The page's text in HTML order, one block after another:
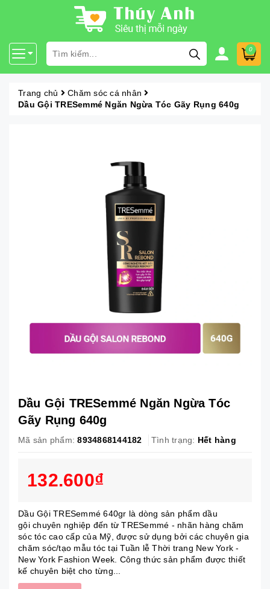
0
Trang chủ
Chăm sóc cá nhân
Dầu Gội TRESemmé Ngăn Ngừa Tóc Gãy Rụng 640g
Dầu Gội TRESemmé Ngăn Ngừa Tóc
Gãy Rụng 640g
Mã sản phẩm: 8934868144182 Tình trạng: Hết hàng
132.600₫
Dầu Gội TRESemmé 640gr là dòng sản phẩm dầu
gội chuyên nghiệp đến từ TRESemmé - nhãn hàng chăm
sóc tóc cao cấp của Mỹ, được sử dụng bởi các chuyên gia
chăm sóc/tạo mẫu tóc tại Tuần lễ Thời trang New York -
New York Fashion Week. Công thức sản phẩm được thiết
kế chuyên biệt cho từng...